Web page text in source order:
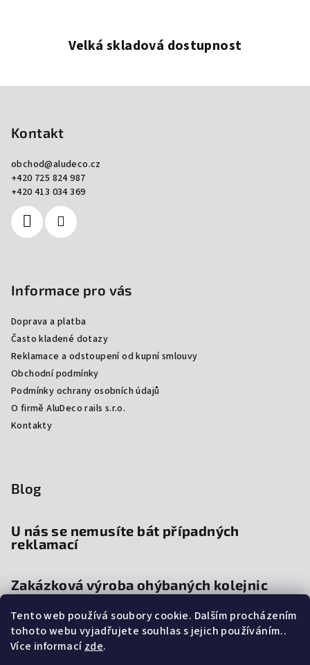
Tento web používá soubory cookie. Dalším procházením
tohoto webu vyjadřujete souhlas s jejich používáním..
Více informacízde.
Velká skladová dostupnost
Kontakt
obchod@aludeco.cz
+420 725 824 987
+420 413 034 369
Informace pro vás
Doprava a platba
Často kladené dotazy
Reklamace a odstoupení od kupní smlouvy
Obchodní podmínky
Podmínky ochrany osobních údajů
O firmě AluDeco rails s.r.o.
Kontakty
Blog
U nás se nemusíte bát případných
reklamací
Zakázková výroba ohýbaných kolejnic
Proč si vybrat kolejnice a garnýže na
míru?